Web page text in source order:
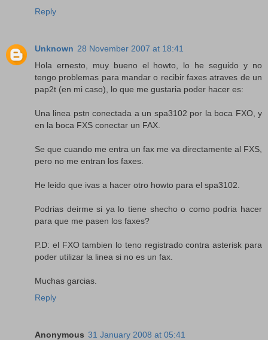
Reply
Unknown 28 November 2007 at 18:41
Hola ernesto, muy bueno el howto, lo he seguido y no
tengo problemas para mandar o recibir faxes atraves de un
pap2t (en mi caso), lo que me gustaria poder hacer es:
Una linea pstn conectada a un spa3102 por la boca FXO, y
en la boca FXS conectar un FAX.
Se que cuando me entra un fax me va directamente al FXS,
pero no me entran los faxes.
He leido que ivas a hacer otro howto para el spa3102.
Podrias deirme si ya lo tiene shecho o como podria hacer
para que me pasen los faxes?
P.D: el FXO tambien lo teno registrado contra asterisk para
poder utilizar la linea si no es un fax.
Muchas garcias.
Reply
Anonymous 31 January 2008 at 05:41